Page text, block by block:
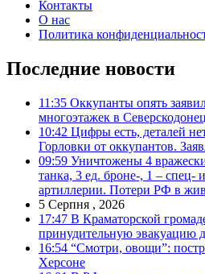
Контакты
О нас
Политика
Последние новости
11:35 Оккупанты опять
многоэтажек в
10:42 Цифры есть, деталей
Горловки от оккупантов.
09:59 Уничтожены 4
танка, 3 ед. броне-, 1 – спец-
артиллерии. Потери РФ в
5 Серпня , 2026
17:47 В Краматорской
принудительную эвакуацию
16:54 “Смотри, овощи”:
Херсоне